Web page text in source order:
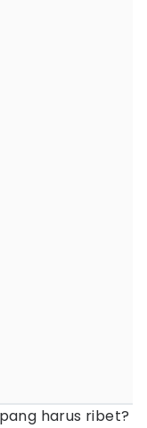
harus ribet?